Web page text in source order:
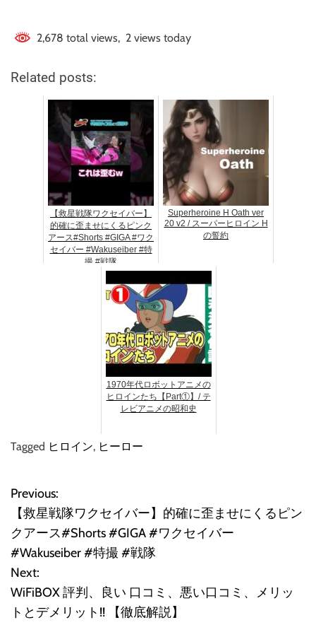
2,678 total views, 2 views today
Related posts:
【救星戦隊ワクセイバー】
的確に歪ませにくるピンク
アース#Shorts #GIGA #ワク
セイバー #Wakuseiber #特
撮 #戦隊
Superheroine H Oath ver
20 v2 / スーパーヒロイン H
の誓約
1970年代ロボットアニメの
ヒロインたち【Part①】/ テ
レビアニメの昭和史
Tagged ヒロイン, ヒーロー
投
稿
ナ
ビ
ゲ
Previous:
【救星戦隊ワクセイバー】的確に歪ませにくるピン
クアース#Shorts #GIGA #ワクセイバー
#Wakuseiber #特撮 #戦隊
Next:
WiFiBOX 評判、良い 口コミ、悪い口コミ、メリッ
トとデメリット!! 【徹底解説】